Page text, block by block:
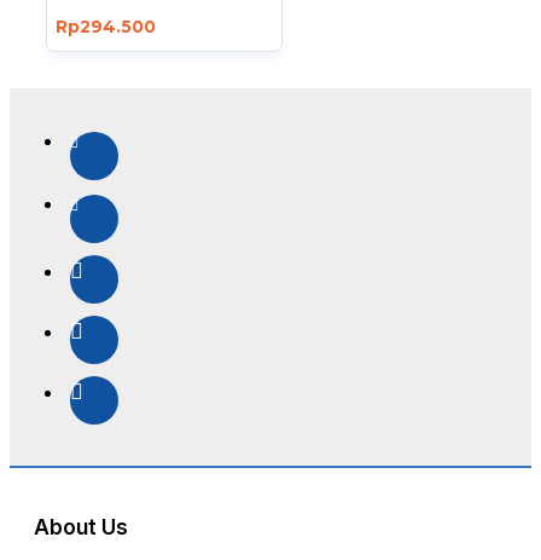
Rp294.500
About Us